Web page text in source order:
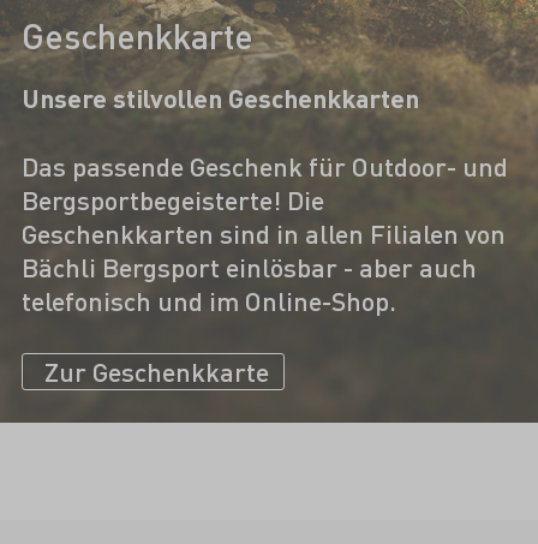
Geschenkkarte
Unsere stilvollen Geschenkkarten
Das passende Geschenk für Outdoor- und
Bergsportbegeisterte! Die
Geschenkkarten sind in allen Filialen von
Bächli Bergsport einlösbar - aber auch
telefonisch und im Online-Shop.
Zur Geschenkkarte